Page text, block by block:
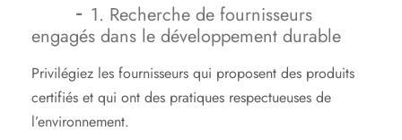
1. Recherche de fournisseurs
engagés dans le développement durable
Privilégiez les fournisseurs qui proposent des produits
certifiés et qui ont des pratiques respectueuses de
l’environnement.